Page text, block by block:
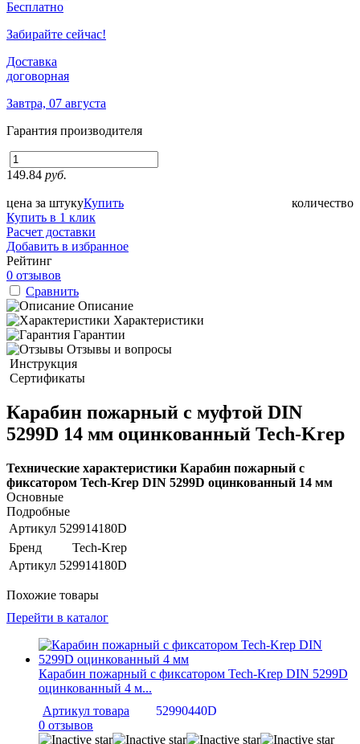
Бесплатно
Забирайте сейчас!
Доставка
договорная
Завтра, 07 августа
Гарантия производителя
149.84 руб.
цена за штуку количество
Купить
Купить в 1 клик
Расчет доставки
Добавить в избранное
Рейтинг
0 отзывов
Сравнить
Описание
Характеристики
Гарантии
Отзывы и вопросы
Инструкция
Сертификаты
Карабин пожарный с муфтой DIN
5299D 14 мм оцинкованный Tech-Krep
Технические характеристики Карабин пожарный с
фиксатором Tech-Krep DIN 5299D оцинкованный 14 мм
Основные
Подробные
Артикул 529914180D
Бренд
Tech-Krep
Артикул 529914180D
Похожие товары
Перейти в каталог
Карабин пожарный с фиксатором Tech-Krep DIN 5299D
оцинкованный 4 м...
Артикул товара
52990440D
0 отзывов